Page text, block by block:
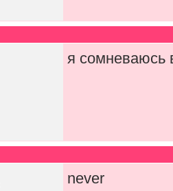
я сомневаюсь
never